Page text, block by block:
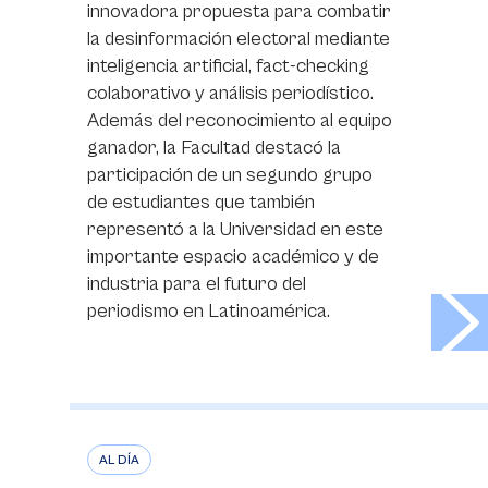
innovadora propuesta para combatir
la desinformación electoral mediante
inteligencia artificial, fact-checking
colaborativo y análisis periodístico.
Además del reconocimiento al equipo
ganador, la Facultad destacó la
participación de un segundo grupo
de estudiantes que también
representó a la Universidad en este
importante espacio académico y de
industria para el futuro del
periodismo en Latinoamérica.
AL DÍA